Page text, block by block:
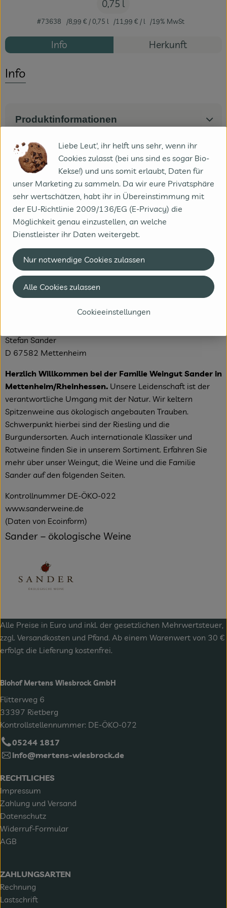
0,75 l
#73638 8,99 € / 0,75 l 11,99 € / l 19% MwSt
Info Herkunft
Info
Produktinformationen
Zutaten
Produktdatenblatt
Herkunft
Hersteller: Sander – ökologische Weine
Deutschland
Stefan Sander
D 67582 Mettenheim
Herzlich Willkommen bei der Familie Weingut Sander in
Mettenheim/Rheinhessen. Unsere Leidenschaft ist der
verantwortliche Umgang mit der Natur. Wir keltern
Spitzenweine aus ökologisch angebauten Trauben.
Schwerpunkt hierbei sind der Riesling und die
Burgundersorten. Auch internationale Klassiker und
Rotweine finden Sie in unserem Sortiment. Erfahren Sie
mehr über unser Weingut, die Weine und die Familie
Sander auf den folgenden Seiten.
Kontrollnummer DE-ÖKO-022
www.sanderweine.de
(Daten von Ecoinform)
Sander – ökologische Weine
Alle Preise in Euro und inkl. der gesetzlichen Mehrwertsteuer,
zzgl. Versandkosten und Pfand. Ab einem Warenwert von 30 €
erfolgt die Lieferung kostenfrei.
Biohof Mertens Wiesbrock GmbH
Flitterweg 6
33397 Rietberg
Kontrollstellennummer: DE-ÖKO-072
05244 1817
info@mertens-wiesbrock.de
RECHTLICHES
Impressum
Zahlung und Versand
Datenschutz
Widerruf-Formular
AGB
ZAHLUNGSARTEN
Rechnung
Lastschrift
Liebe Leut', ihr helft uns sehr, wenn ihr
Cookies zulasst (bei uns sind es sogar Bio-
Kekse!) und uns somit erlaubt, Daten für
unser Marketing zu sammeln. Da wir eure Privatsphäre
sehr wertschätzen, habt ihr in Übereinstimmung mit
der EU-Richtlinie 2009/136/EG (E-Privacy) die
Möglichkeit genau einzustellen, an welche
Dienstleister ihr Daten weitergebt.
Cookieeinstellungen
Nur notwendige Cookies zulassen
Alle Cookies zulassen